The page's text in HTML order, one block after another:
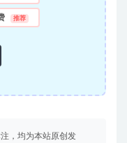
推荐
，均为本站原创发